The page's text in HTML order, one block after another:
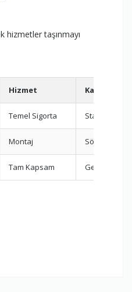
taşınmayı
Hizmet Kapsam
Temel Sigorta Standart
Montaj Sök-tak
Tam Kapsam Geniş